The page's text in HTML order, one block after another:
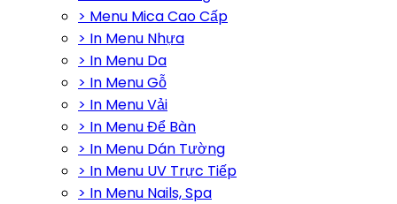
> Menu Mica Cao Cấp
> In Menu Nhựa
> In Menu Da
> In Menu Gỗ
> In Menu Vải
> In Menu Để Bàn
> In Menu Dán Tường
> In Menu UV Trực Tiếp
> In Menu Nails, Spa